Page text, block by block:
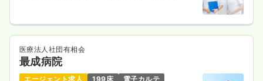
医療法人社団有相会
最成病院
エージェント求人 199床
電子カルテ